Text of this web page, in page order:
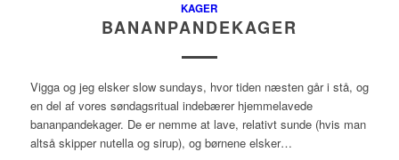
KAGER
BANANPANDEKAGER
Vigga og jeg elsker slow sundays, hvor tiden næsten går i stå, og
en del af vores søndagsritual indebærer hjemmelavede
bananpandekager. De er nemme at lave, relativt sunde (hvis man
altså skipper nutella og sirup), og børnene elsker…